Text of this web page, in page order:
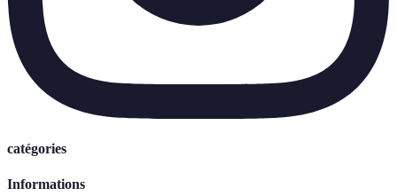
catégories
Informations